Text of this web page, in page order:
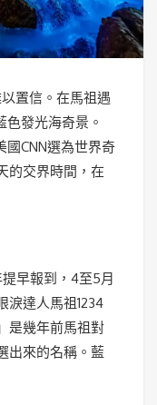
置信。在馬祖遇
色發光海奇景。
國CNN選為世界奇
的交界時間，在
早報到，4至5月
淚達人馬祖1234
是幾年前馬祖對
出來的名稱。藍